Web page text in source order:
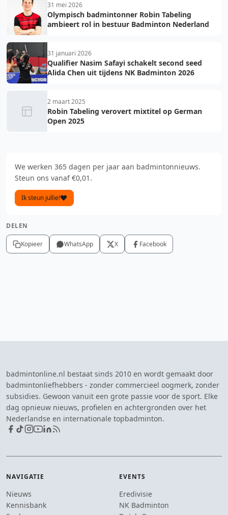
31 mei 2026
Olympisch badmintonner Robin Tabeling
ambieert rol in bestuur Badminton Nederland
31 januari 2026
Qualifier Nasim Safayi schakelt second seed
Alida Chen uit tijdens NK Badminton 2026
2 maart 2025
Robin Tabeling verovert mixtitel op German
Open 2025
We werken 365 dagen per jaar aan badmintonnieuws.
Steun ons vanaf €0,01.
Ik steun jullie!
DELEN
Kopieer WhatsApp X Facebook
badmintonline.nl bestaat sinds 2010 en wordt gemaakt door
badmintonliefhebbers - zonder commercieel oogmerk, zonder
subsidies. Gewoon vanuit een grote passie voor de sport. Elke
dag opnieuw nieuws, profielen en achtergronden over het
Nederlandse en internationale topbadminton.
NAVIGATIE
Nieuws
Kennisbank
EVENTS
Eredivisie
NK Badminton